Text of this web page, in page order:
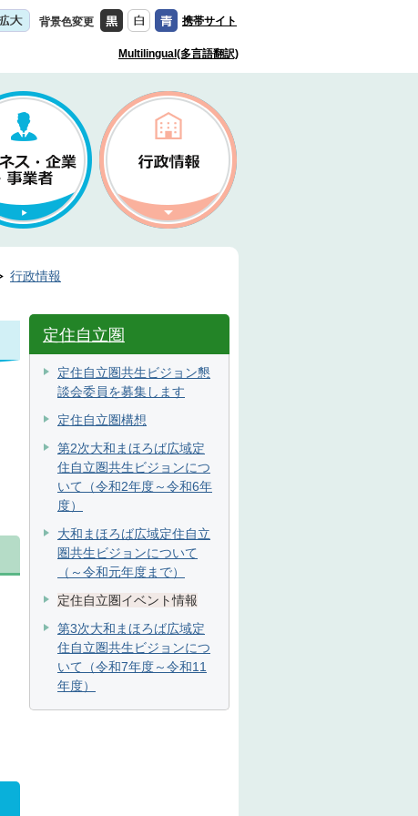
背景色変更 携帯サイト
Multilingual(多言語翻訳)
行政情報
定住自立圏
定住自立圏共生ビジョン懇
談会委員を募集します
定住自立圏構想
第2次大和まほろば広域定
住自立圏共生ビジョンにつ
いて（令和2年度～令和6年
度）
大和まほろば広域定住自立
圏共生ビジョンについて
（～令和元年度まで）
定住自立圏イベント情報
第3次大和まほろば広域定
住自立圏共生ビジョンにつ
いて（令和7年度～令和11
年度）